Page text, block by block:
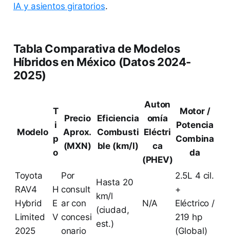
IA y asientos giratorios.
Tabla Comparativa de Modelos
Híbridos en México (Datos 2024-
2025)
Modelo
T
i
p
o
Precio
Aprox.
(MXN)
Eficiencia
Combusti
ble (km/l)
Auton
omía
Eléctri
ca
(PHEV)
Motor /
Potencia
Combina
da
Toyota
RAV4
Hybrid
Limited
2025
H
E
V
Por
consult
ar con
concesi
onario
Hasta 20
km/l
(ciudad,
est.)
N/A
2.5L 4 cil.
+
Eléctrico /
219 hp
(Global)